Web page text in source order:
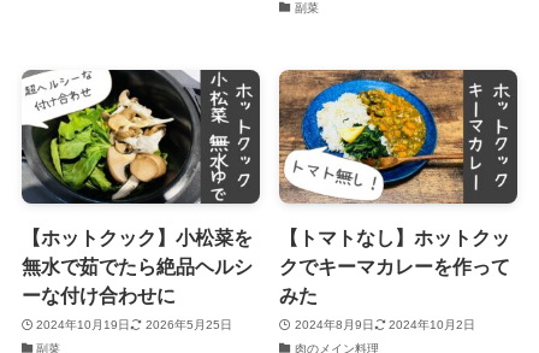
副菜
【ホットクック】小松菜を
無水で茹でたら絶品ヘルシ
ーな付け合わせに
2024年10月19日
2026年5月25日
副菜
【トマトなし】ホットクッ
クでキーマカレーを作って
みた
2024年8月9日
2024年10月2日
肉のメイン料理